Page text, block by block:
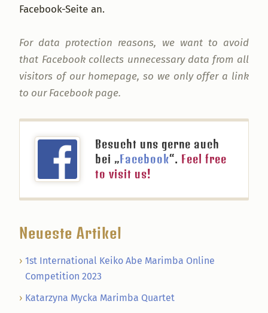
Facebook-Seite an.
For data protection reasons, we want to avoid
that Facebook collects unnecessary data from all
visitors of our homepage, so we only offer a link
to our Facebook page.
Besucht uns gerne auch
bei „Facebook“. Feel free
to visit us!
Neueste Artikel
1st International Keiko Abe Marimba Online
Competition 2023
Katarzyna Mycka Marimba Quartet